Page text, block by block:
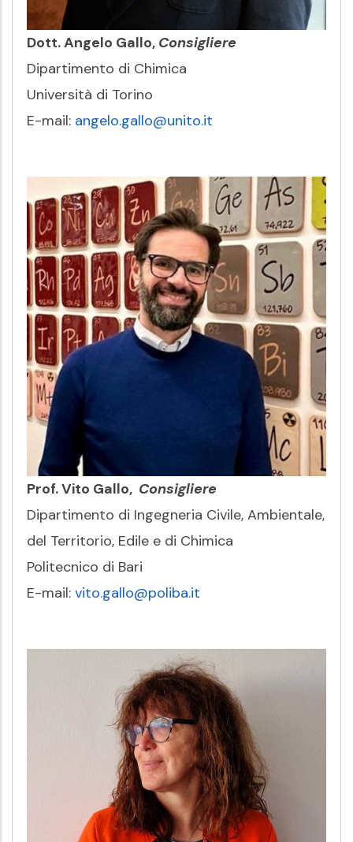
Dott. Angelo Gallo, Consigliere
Dipartimento di Chimica
Università di Torino
E-mail: angelo.gallo@unito.it
Prof. Vito Gallo, Consigliere
Dipartimento di Ingegneria Civile, Ambientale,
del Territorio, Edile e di Chimica
Politecnico di Bari
E-mail: vito.gallo@poliba.it